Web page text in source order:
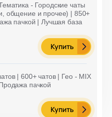
- Городские чаты
общение и прочее) | 850+
пачкой | Лучшая база
Купить
| 600+ чатов | Гео - MIX
пачкой
Купить